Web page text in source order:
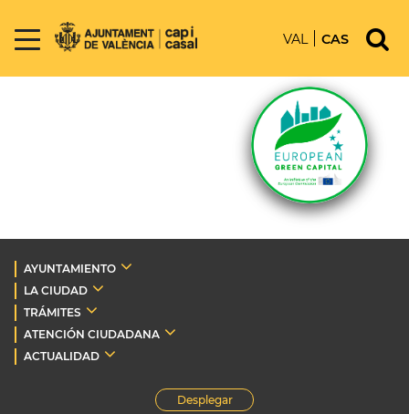
VAL CAS
AYUNTAMIENTO
LA CIUDAD
TRÁMITES
ATENCIÓN CIUDADANA
ACTUALIDAD
Desplegar